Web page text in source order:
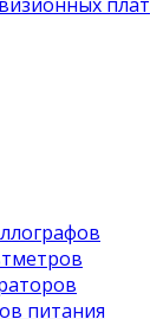
питания